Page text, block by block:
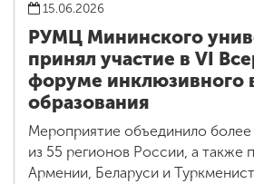
15.06.2026
РУМЦ Мининского
принял участие в VI
форуме инклюзивного
образования
Мероприятие объединило более
из 55 регионов России, а также
Армении, Беларуси и